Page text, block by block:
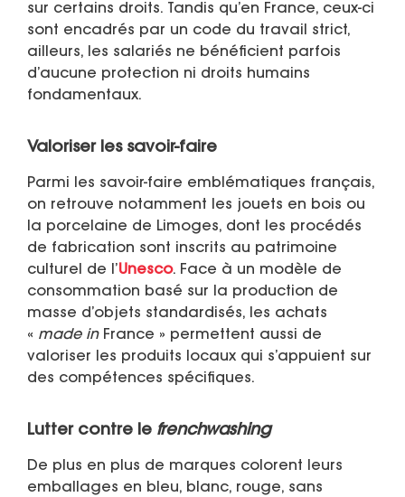
sur certains droits. Tandis qu’en France, ceux-ci
sont encadrés par un code du travail strict,
ailleurs, les salariés ne bénéficient parfois
d’aucune protection ni droits humains
fondamentaux.
Valoriser les savoir-faire
Parmi les savoir-faire emblématiques français,
on retrouve notamment les jouets en bois ou
la porcelaine de Limoges, dont les procédés
de fabrication sont inscrits au patrimoine
culturel de l’Unesco. Face à un modèle de
consommation basé sur la production de
masse d’objets standardisés, les achats
« made in France » permettent aussi de
valoriser les produits locaux qui s’appuient sur
des compétences spécifiques.
Lutter contre le frenchwashing
De plus en plus de marques colorent leurs
emballages en bleu, blanc, rouge, sans